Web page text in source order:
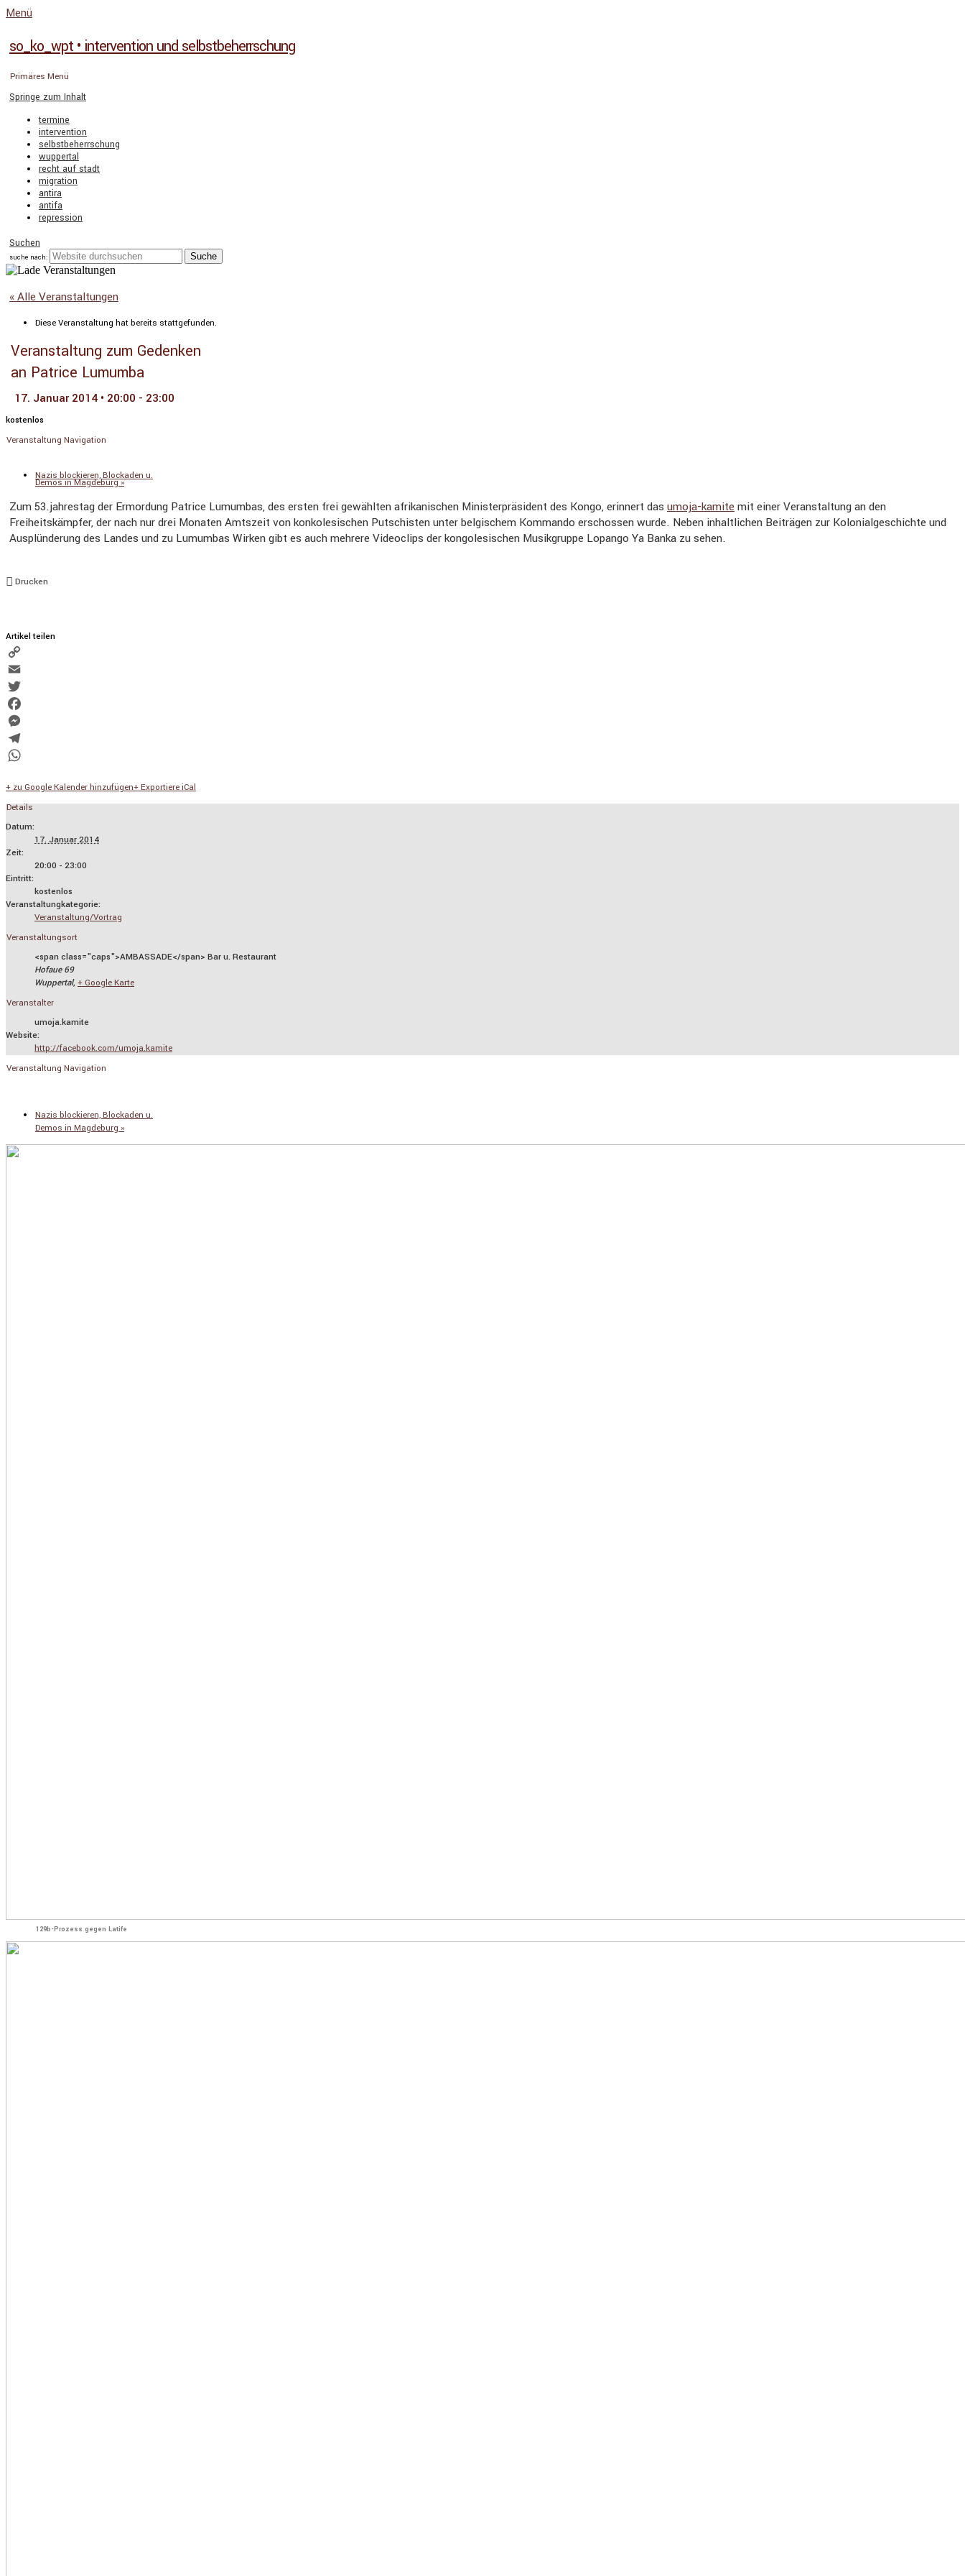
Menü
so_ko_wpt • intervention und selbstbeherrschung
Primäres Menü
Springe zum Inhalt
termine
intervention
selbstbeherrschung
wuppertal
recht auf stadt
migration
antira
antifa
repression
Suchen
suche nach:
« Alle Veranstaltungen
Diese Veranstaltung hat bereits stattgefunden.
Veranstaltung zum Gedenken
an Patrice Lumumba
17. Januar 2014 • 20:00 - 23:00
kostenlos
Veranstaltung Navigation
Nazis blockieren, Blockaden u.
Demos in Magdeburg»
Zum 53.jahrestag der Ermordung Patrice Lumumbas, des ersten frei gewählten afrikanischen Ministerpräsident des Kongo, erinnert das umoja-kamitemit einer Veranstaltung an den
Freiheitskämpfer, der nach nur drei Monaten Amtszeit von konkolesischen Putschisten unter belgischem Kommando erschossen wurde. Neben inhaltlichen Beiträgen zur Kolonialgeschichte und
Ausplünderung des Landes und zu Lumumbas Wirken gibt es auch mehrere Videoclips der kongolesischen Musikgruppe Lopango Ya Banka zu sehen.
Drucken
Artikel teilen
Copy
Link
Email
Twitter
Facebook
Messenger
Telegram
+ zu Google Kalender hinzufügen+ Exportiere iCal
Details
Datum:
17. Januar 2014
Zeit:
20:00 - 23:00
Eintritt:
kostenlos
Veranstaltungkategorie:
Veranstaltung/Vortrag
Veranstaltungsort
<span class="caps">AMBASSADE</span> Bar u. Restaurant
Hofaue 69
Wuppertal,+ Google Karte
Veranstalter
umoja.kamite
Website:
http://facebook.com/umoja.kamite
Veranstaltung Navigation
Nazis blockieren, Blockaden u.
Demos in Magdeburg »
129b-Prozess gegen Latife